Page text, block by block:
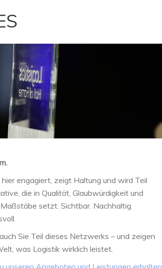
engagiert, zeigt Haltung und wird Teil
die in Qualität, Glaubwürdigkeit und
setzt. Sichtbar. Nachhaltig.
Sie Teil dieses Netzwerks – und zeigen
was Logistik wirklich leistet.